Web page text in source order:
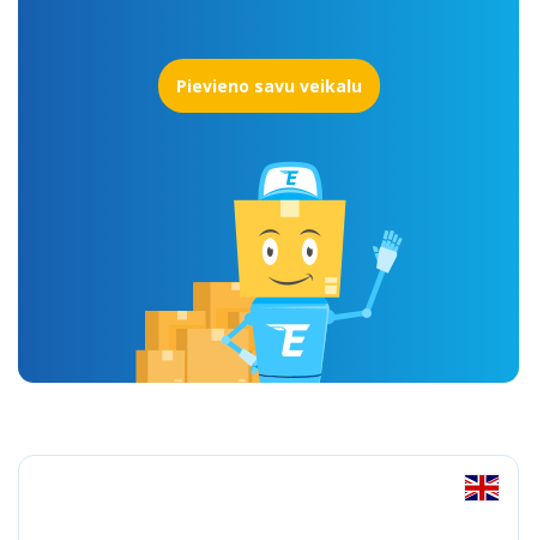
Pievieno savu veikalu